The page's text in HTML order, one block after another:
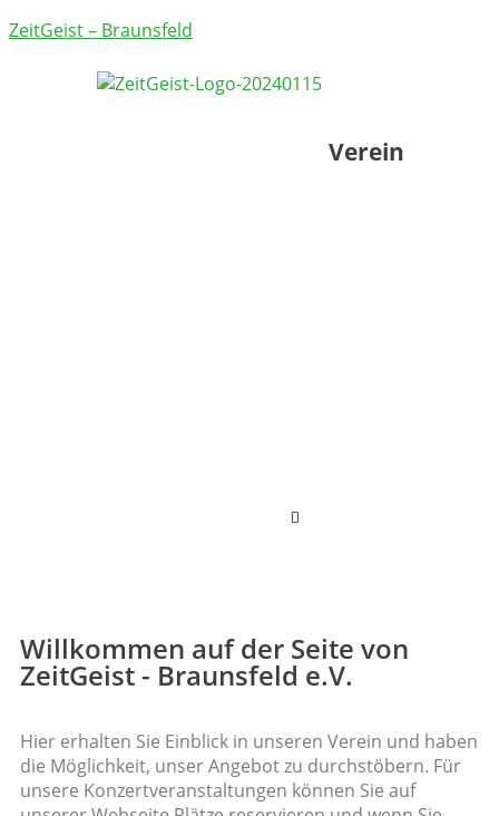
ZeitGeist – Braunsfeld
Verein
Hamburger
Willkommen auf der Seite von
ZeitGeist - Braunsfeld e.V.
Hier erhalten Sie Einblick in unseren Verein und haben
die Möglichkeit, unser Angebot zu durchstöbern. Für
unsere Konzertveranstaltungen können Sie auf